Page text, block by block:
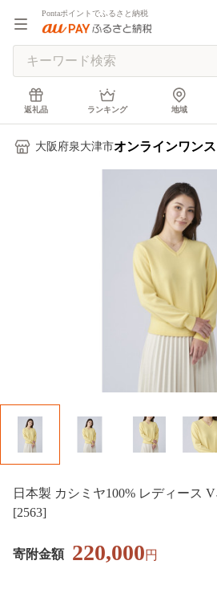
Pontaポイントでふるさと納税
返礼品 ランキング 地域
大阪府泉大津市オンラインワン
日本製 カシミヤ100% レディース
[2563]
寄附金額 220,000円